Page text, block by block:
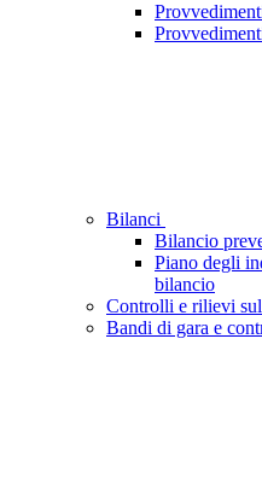
Bilanci
Bilancio
Piano degli
bilancio
Controlli e rilievi
Bandi di gara e